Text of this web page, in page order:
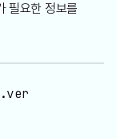
필요한 정보를